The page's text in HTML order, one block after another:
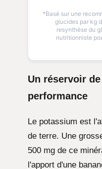
*Basé sur une
glucides par kg
resynthèse du
nutritionniste
Un réservoir
performance
Le potassium est
de terre. Une
500 mg de ce
l'apport d'une